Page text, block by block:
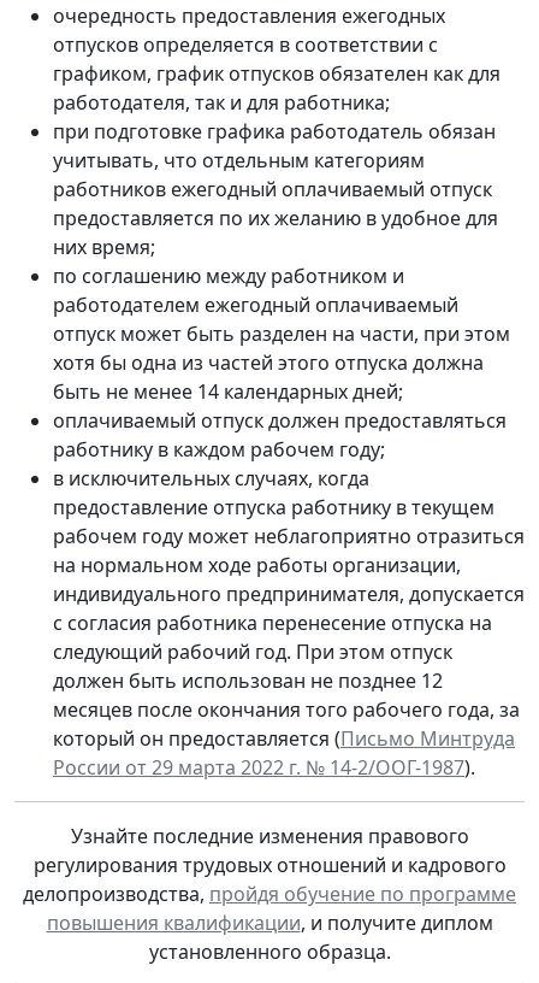
очередность предоставления ежегодных
отпусков определяется в соответствии с
графиком, график отпусков обязателен как для
работодателя, так и для работника;
при подготовке графика работодатель обязан
учитывать, что отдельным категориям
работников ежегодный оплачиваемый отпуск
предоставляется по их желанию в удобное для
них время;
по соглашению между работником и
работодателем ежегодный оплачиваемый
отпуск может быть разделен на части, при этом
хотя бы одна из частей этого отпуска должна
быть не менее 14 календарных дней;
оплачиваемый отпуск должен предоставляться
работнику в каждом рабочем году;
в исключительных случаях, когда
предоставление отпуска работнику в текущем
рабочем году может неблагоприятно отразиться
на нормальном ходе работы организации,
индивидуального предпринимателя, допускается
с согласия работника перенесение отпуска на
следующий рабочий год. При этом отпуск
должен быть использован не позднее 12
месяцев после окончания того рабочего года, за
который он предоставляется (Письмо Минтруда
России от 29 марта 2022 г. № 14-2/ООГ-1987).
Узнайте последние изменения правового
регулирования трудовых отношений и кадрового
делопроизводства, пройдя обучение по программе
повышения квалификации, и получите диплом
установленного образца.